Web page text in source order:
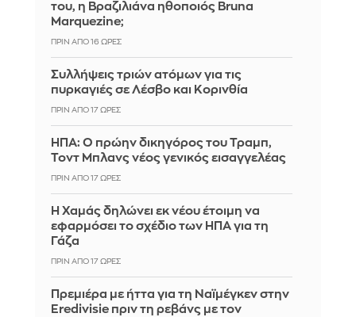
του, η Βραζιλιάνα ηθοποιός Bruna
Marquezine;
ΠΡΙΝ ΑΠΌ 16 ΏΡΕΣ
Συλλήψεις τριών ατόμων για τις
πυρκαγιές σε Λέσβο και Κορινθία
ΠΡΙΝ ΑΠΌ 17 ΏΡΕΣ
ΗΠΑ: Ο πρώην δικηγόρος του Τραμπ,
Τοντ Μπλανς νέος γενικός εισαγγελέας
ΠΡΙΝ ΑΠΌ 17 ΏΡΕΣ
Η Χαμάς δηλώνει εκ νέου έτοιμη να
εφαρμόσει το σχέδιο των ΗΠΑ για τη
Γάζα
ΠΡΙΝ ΑΠΌ 17 ΏΡΕΣ
Πρεμιέρα με ήττα για τη Ναϊμέγκεν στην
Eredivisie πριν τη ρεβάνς με τον